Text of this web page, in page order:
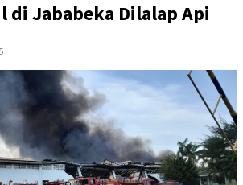
di Jababeka Dilalap Api